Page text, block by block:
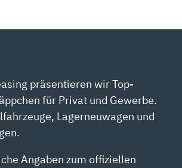
präsentieren wir Top-
für Privat und Gewerbe.
Lagerneuwagen und
Angaben zum offiziellen